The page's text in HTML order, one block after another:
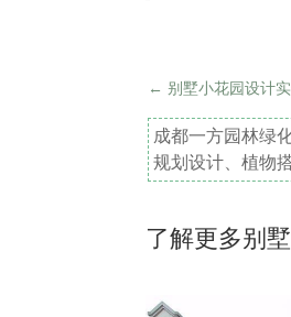
← 别墅小花园设计
成都一方园林绿
规划设计、植物
了解更多别